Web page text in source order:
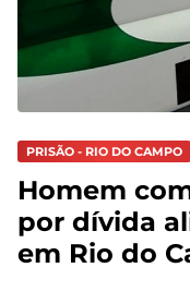
PRISÃO - RIO DO CAMPO
Homem
por dívida
em Rio do